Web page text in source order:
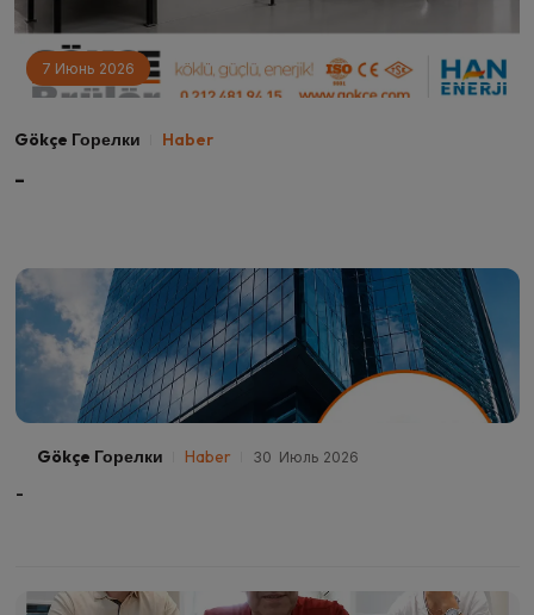
7 Июнь 2026
Gökçe Горелки Haber
-
Gökçe Горелки Haber 30 Июль 2026
-